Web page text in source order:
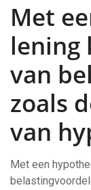
Met
lening
van
zoals
van
Met een